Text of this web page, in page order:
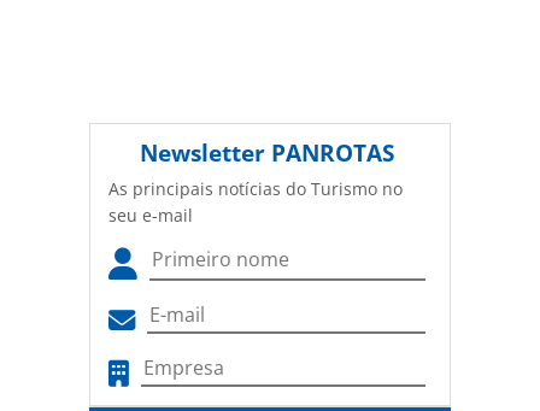
Newsletter PANROTAS
As principais notícias do Turismo no
seu e-mail